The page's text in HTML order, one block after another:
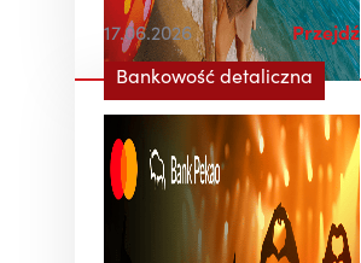
podróżne dla
klientów banku
17.06.2026 Przejdź
Bankowość detaliczna